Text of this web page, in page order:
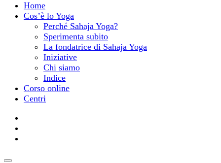
Home
Cos’è lo Yoga
Perché Sahaja Yoga?
Sperimenta subito
La fondatrice di Sahaja Yoga
Iniziative
Chi siamo
Indice
Corso online
Centri